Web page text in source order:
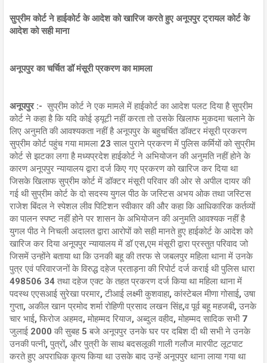
सुप्रीम कोर्ट ने हाईकोर्ट के आदेश को खारिज करते हुए अनूपपुर ट्रायल कोर्ट के
आदेश को सही माना
अनूपपुर का चर्चित डॉ मंसूरी प्रकरण का मामला
अनूपपुर :- सुप्रीम कोर्ट ने एक मामले में हाईकोर्ट का आदेश पलट दिया है सुप्रीम
कोर्ट ने कहा है कि यदि कोई ड्यूटी नहीं करता तो उसके खिलाफ मुकदमा चलाने के
लिए अनुमति की आवश्यकता नहीं है अनूपपुर के बहुचर्चित डॉक्टर मंसूरी प्रकरण
सुप्रीम कोर्ट पहुंच गया मामला 23 साल पुराने प्रकरण में पुलिस कर्मियों को सुप्रीम
कोर्ट से झटका लगा है मध्यप्रदेश हाईकोर्ट ने अभियोजन की अनुमति नहीं होने के
कारण अनूपपुर न्यायालय द्वारा दर्ज किए गए प्रकरण को खारिज कर दिया था
जिसके खिलाफ सुप्रीम कोर्ट में डॉक्टर मंसूरी परिवार की ओर से अपील दायर की
गई थी सुप्रीम कोर्ट के दो सदस्य युगल पीठ के जस्टिस अभय ओक तथा जस्टिस
राजेश बिंदल ने स्पेशल लीव पिटिशन स्वीकार की और कहा कि आधिकारिक कर्तव्यों
का पालन स्पष्ट नहीं होने पर शासन के अभियोजन की अनुमति आवश्यक नहीं है
युगल पीठ ने निचली अदालत द्वारा आरोपों को सही मानते हुए हाईकोर्ट के आदेश को
खारिज कर दिया अनूपपुर न्यायालय में डॉ एस,एम मंसूरी द्वारा प्रस्तुत परिवाद जो
जिसमें उन्होंने बताया था कि उनकी बहू की तरफ से जबलपुर महिला थाना में उनके
पुत्र एवं परिवारजनों के विरुद्ध दहेज प्रताड़ना की रिपोर्ट दर्ज कराई थी पुलिस धारा
498506 34 तथा दहेज एक्ट के तहत प्रकरण दर्ज किया था महिला थाना में
पदस्थ एएसआई सुरेखा परमार, टीआई लक्ष्मी कुशवाहा, कांस्टेबल मीणा गोसाई, उषा
गुप्ता, अकील खान प्रमोद शर्मा रोहिणी प्रसाद लखन सिंह,व पूर्व बहू महजबी, उनके
चार भाई, फिरोज अहमद, मोहम्मद रियाज, अब्दुल वहीद, मोहम्मद सादिक सभी 7
जुलाई 2000 की सुबह 5 बजे अनूपपुर उनके घर पर दबिश दी थी सभी ने उनके
उनकी पत्नी, पुत्रों, और पुत्री के साथ बदसलूकी गाली गलौज मारपीट लूटपाट
करते हुए अपराधिक कृत्य किया था उसके बाद उन्हें अनूपपुर थाना लाया गया था